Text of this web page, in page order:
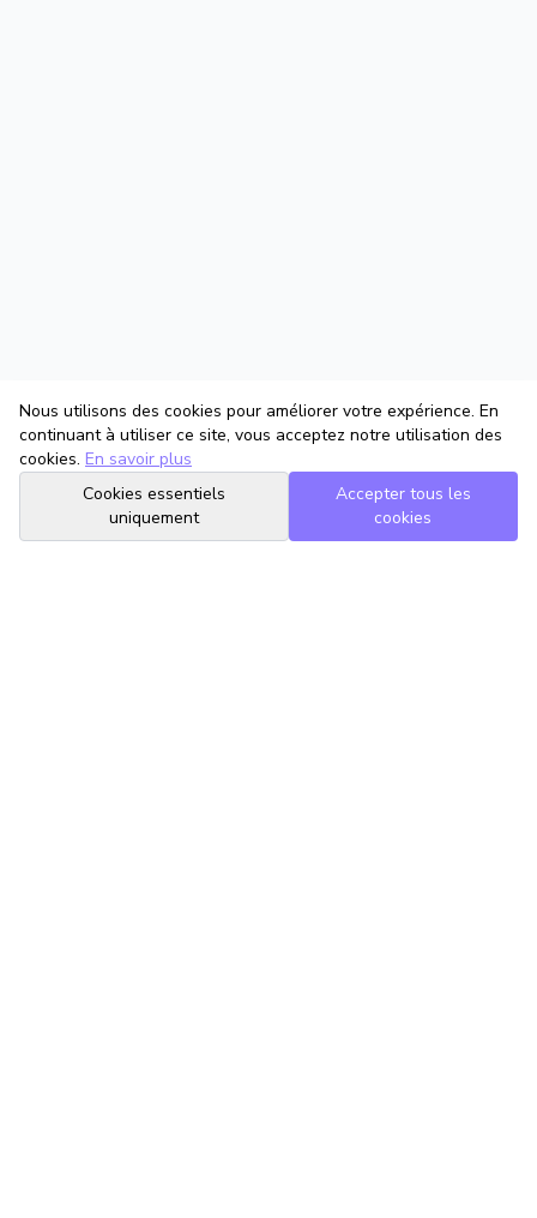
Nous utilisons des cookies pour améliorer votre expérience. En
continuant à utiliser ce site, vous acceptez notre utilisation des
cookies. En savoir plus
Cookies essentiels
uniquement
Accepter tous les
cookies